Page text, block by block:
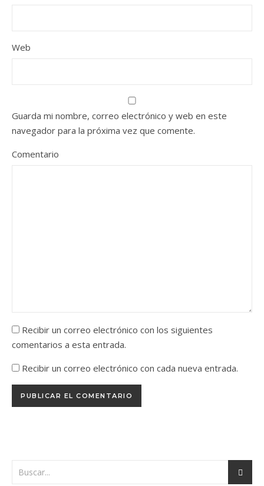
Web
Guarda mi nombre, correo electrónico y web en este
navegador para la próxima vez que comente.
Comentario
Recibir un correo electrónico con los siguientes
comentarios a esta entrada.
Recibir un correo electrónico con cada nueva entrada.